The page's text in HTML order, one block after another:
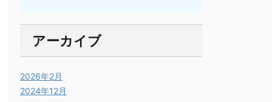
アーカイブ
2026年2月
2024年12月